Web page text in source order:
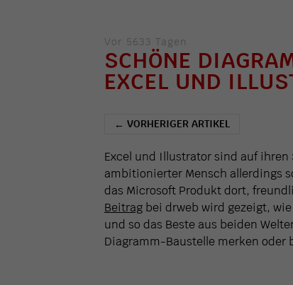
Vor 5633 Tagen
SCHÖNE
EXCEL UND
← VORHERIGER ARTIKEL
Excel und Illustrator sind auf
ambitionierter Mensch allerdings
das Microsoft Produkt dort,
Beitrag bei drweb wird gezeigt,
und so das Beste aus beiden
Diagramm-Baustelle merken oder